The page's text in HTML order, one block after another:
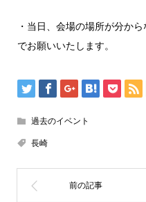
・当日、会場の場所が分か
でお願いいたします。
過去のイベント
長崎